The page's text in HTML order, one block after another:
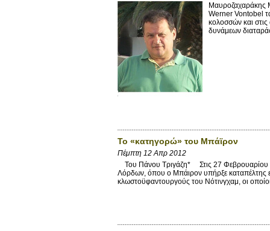
Μαυροζαχαράκης
Werner Vontobel τα
κολοσσών και
δυνάμεων
Το «κατηγορώ» του Μπάϊρον
Πέμπτη 12 Απρ 2012
Του Πάνου Τριγάζη* Στις 27 Φεβρουαρίου
Λόρδων, όπου ο Μπάιρον υπήρξε καταπέλτης
κλωστοϋφαντουργούς του Νότινγχαμ, οι